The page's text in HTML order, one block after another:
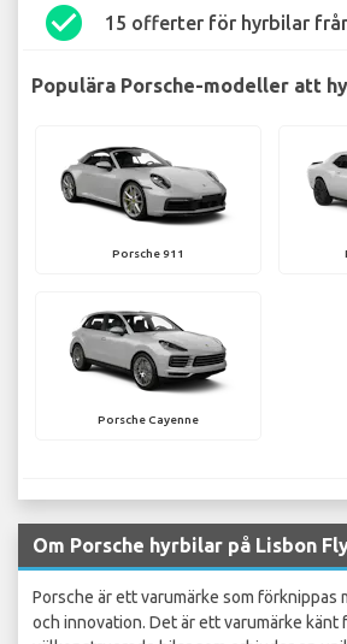
check_circle 15 offerter för hyrbilar
Populära Porsche-modeller att
Porsche 911
Porsche Cayenne
Om Porsche hyrbilar på Lisbon
Porsche är ett varumärke som förknippas
och innovation. Det är ett varumärke känt